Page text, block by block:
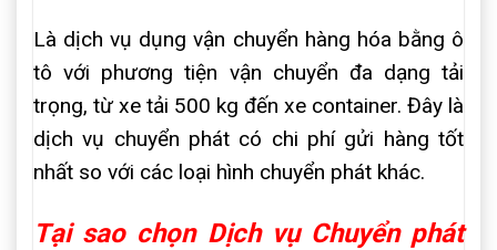
Là dịch vụ dụng vận chuyển hàng hóa bằng ô
tô với phương tiện vận chuyển đa dạng tải
trọng, từ xe tải 500 kg đến xe container. Đây là
dịch vụ chuyển phát có chi phí gửi hàng tốt
nhất so với các loại hình chuyển phát khác.
Tại sao chọn Dịch vụ Chuyển phát